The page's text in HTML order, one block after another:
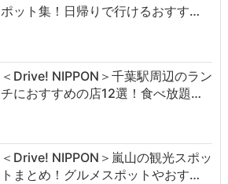
ポット集！日帰りで行けるおすす…
＜Drive! NIPPON＞千葉駅周辺のラン
チにおすすめの店12選！食べ放題…
＜Drive! NIPPON＞嵐山の観光スポッ
トまとめ！グルメスポットやおす…